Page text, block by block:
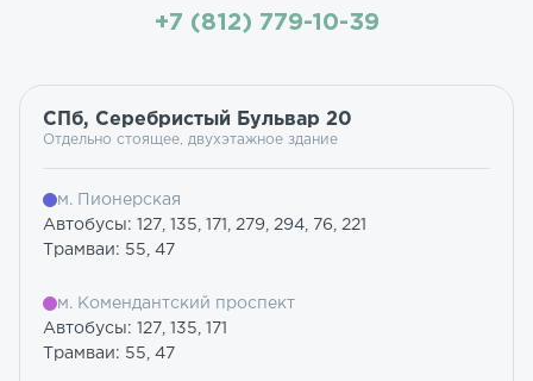
+7 (812) 779-10-39
СПб, Серебристый Бульвар 20
Отдельно стоящее, двухэтажное здание
м. Пионерская
Автобусы: 127, 135, 171, 279, 294, 76, 221
Трамваи: 55, 47
м. Комендантский проспект
Автобусы: 127, 135, 171
Трамваи: 55, 47